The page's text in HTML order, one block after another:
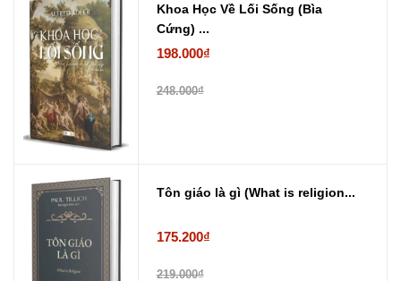
Khoa Học Về Lối Sống (Bìa
Cứng) ...
198.000₫
248.000₫
Tôn giáo là gì (What is religion...
175.200₫
219.000₫